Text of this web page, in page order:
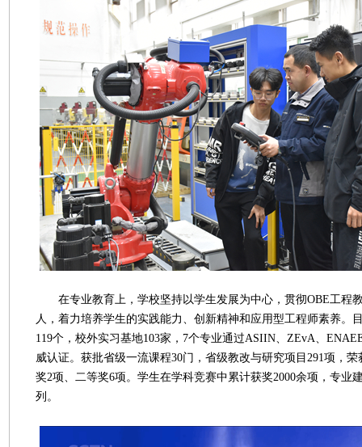
在专业教育上，学校坚持以学生发展为中心，贯彻OBE工程
人，着力培养学生的实践能力、创新精神和应用型工程师素养。
119个，校外实习基地103家，7个专业通过ASIIN、ZEvA、
威认证。获批省级一流课程30门，省级教改与研究项目291项，
奖2项、二等奖6项。学生在学科竞赛中累计获奖2000余项，专业
列。